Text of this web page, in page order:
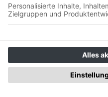
In der aktuellen Folge
Hamburger SV dem FC